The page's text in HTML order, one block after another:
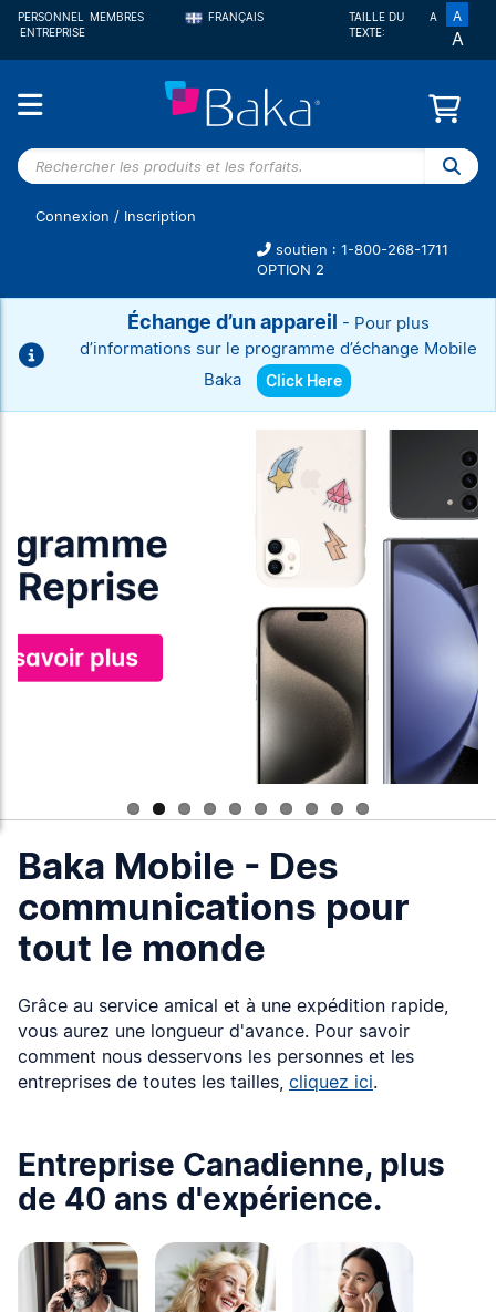
PERSONNEL
MEMBRES
ENTREPRISE
FRANÇAIS
TAILLE DU
TEXTE:
A A
A
soutien : 1-800-268-1711
OPTION 2
Rechercher
produits et
Connexion / Inscription
Échange d’un appareil - Pour plus
d’informations sur le programme d’échange Mobile
Baka
Click Here
Baka Mobile - Des
communications pour
tout le monde
Grâce au service amical et à une expédition rapide,
vous aurez une longueur d'avance. Pour savoir
comment nous desservons les personnes et les
entreprises de toutes les tailles, cliquez ici.
Entreprise Canadienne, plus
de 40 ans d'expérience.